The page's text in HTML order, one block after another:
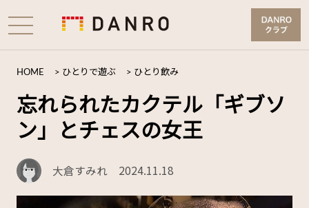
HOME > ひとりで遊ぶ > ひとり飲み
忘れられたカクテル「ギブソ
ン」とチェスの女王
大倉すみれ 2024.11.18